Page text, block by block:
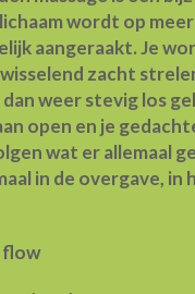
wordt op
aangeraakt. Je
zacht
weer stevig los
open en je
wat er allemaal
in de overgave, in
flow